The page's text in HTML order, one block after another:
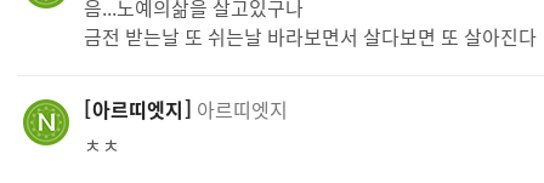
음...노예의삶을 살고있구나
금전 받는날 또 쉬는날 바라보면서 살다보면 또 살아진다
아르띠엣지 아르띠엣지
ㅊㅊ